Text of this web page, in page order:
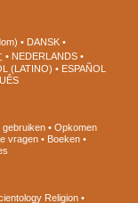
DANSK
NEDERLANDS
(LATINO)
ESPAÑOL
gebruiken
Opkomen
vragen
Boeken
Religion